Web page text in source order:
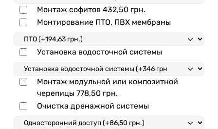
Монтаж софитов 432,50 грн.
Монтирование ПТО, ПВХ мембраны
Установка водосточной системы
Монтаж модульной или композитной
черепицы 778,50 грн.
Очистка дренажной системы